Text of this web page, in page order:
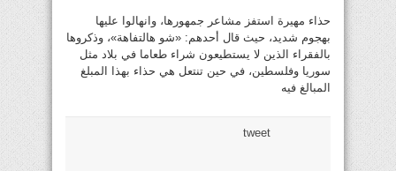
حذاء مهيرة استفز مشاعر جمهورها، وانهالوا عليها
بهجوم شديد، حيث قال أحدهم: «شو هالتفاهة»، وذكروها
بالفقراء الذين لا يستطيعون شراء طعاما في بلاد مثل
سوريا وفلسطين، في حين تنتعل هي حذاء بهذا المبلغ
المبالغ فيه
tweet